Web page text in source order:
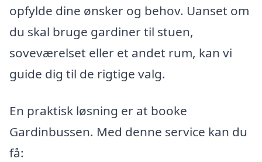
opfylde dine ønsker og behov. Uanset om
du skal bruge gardiner til stuen,
soveværelset eller et andet rum, kan vi
guide dig til de rigtige valg.
En praktisk løsning er at booke
Gardinbussen. Med denne service kan du
få: